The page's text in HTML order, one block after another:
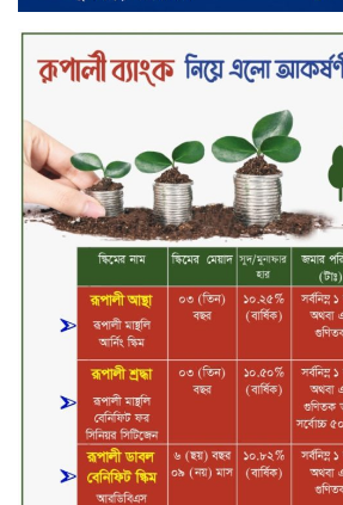
সপ্তাহের শেষ
শীর্ষে সেনা
সপ্তাহের শেষ
নিটল ইন্স্যুরেন্স
সিলেটের
মুখোমুখি সংঘর্ষে
২০২৯ সালের
সবচেয়ে বিশ্বস্ত,
ব্যাংক হওয়ার
উন্মোচন করল
বাংলাদেশ পিএলসি